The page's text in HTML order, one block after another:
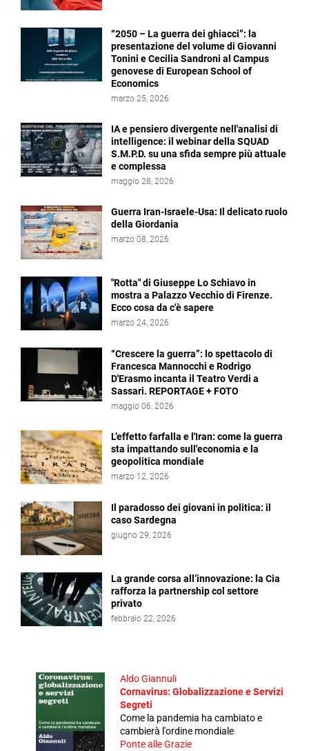
“2050 – La guerra dei ghiacci”: la
presentazione del volume di Giovanni
Tonini e Cecilia Sandroni al Campus
genovese di European School of
Economics
marzo 25, 2026
IA e pensiero divergente nell'analisi di
intelligence: il webinar della SQUAD
S.M.P.D. su una sfida sempre più attuale
e complessa
maggio 28, 2026
Guerra Iran-Israele-Usa: Il delicato ruolo
della Giordania
marzo 08, 2026
"Rotta" di Giuseppe Lo Schiavo in
mostra a Palazzo Vecchio di Firenze.
Ecco cosa da c'è sapere
marzo 24, 2026
“Crescere la guerra”: lo spettacolo di
Francesca Mannocchi e Rodrigo
D'Erasmo incanta il Teatro Verdi a
Sassari. REPORTAGE + FOTO
maggio 06, 2026
L’effetto farfalla e l'Iran: come la guerra
sta impattando sull'economia e la
geopolitica mondiale
marzo 12, 2026
Il paradosso dei giovani in politica: il
caso Sardegna
giugno 29, 2026
La grande corsa all’innovazione: la Cia
rafforza la partnership col settore
privato
febbraio 22, 2026
Aldo Giannuli
Cornavirus: Globalizzazione e Servizi
Segreti
Come la pandemia ha cambiato e
cambierà l'ordine mondiale
Ponte alle Grazie